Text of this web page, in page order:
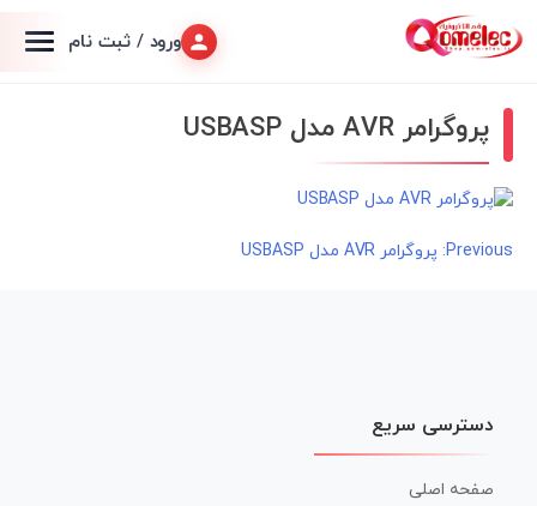
ورود / ثبت نام
پروگرامر AVR مدل USBASP
راهبری
Previous: پروگرامر AVR مدل USBASP
دسترسی سریع
صفحه اصلی